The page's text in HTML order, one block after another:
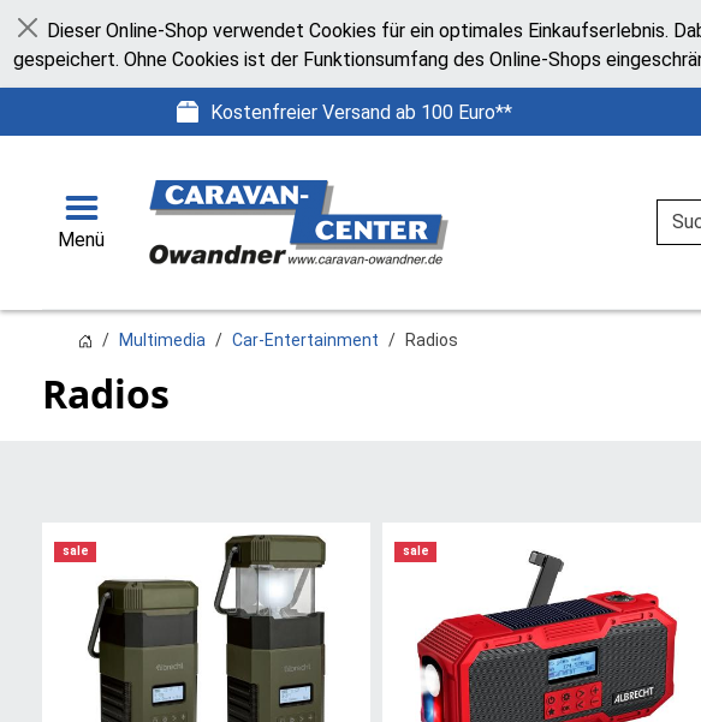
Schließen
Dieser Online-Shop verwendet Cookies für ein optimales Einkaufserlebnis.
gespeichert. Ohne Cookies ist der Funktionsumfang des Online-Shops
Kostenfreier Versand ab 100 Euro**
Menü
Multimedia Car-Entertainment Radios
Radios
sale sale